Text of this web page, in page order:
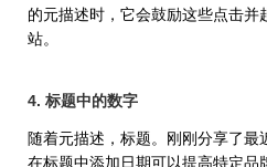
的元描述时，它会鼓励这些点击并
站。
4. 标题中的数字
随着元描述，标题。刚刚分享了最
在标题中添加日期可以提高特定品